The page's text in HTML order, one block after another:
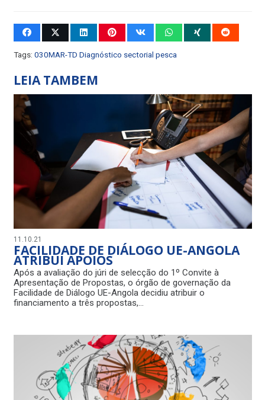
Tags: 030MAR-TD Diagnóstico sectorial pesca
LEIA TAMBEM
11.10.21
FACILIDADE DE DIÁLOGO UE-ANGOLA
ATRIBUI APOIOS
Após a avaliação do júri de selecção do 1º Convite à
Apresentação de Propostas, o órgão de governação da
Facilidade de Diálogo UE-Angola decidiu atribuir o
financiamento a três propostas,…